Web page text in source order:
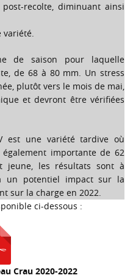
recolte, diminuant ainsi
variété.
de saison pour laquelle
de 68 à 80 mm. Un stress
plutôt vers le mois de mai,
et devront être vérifiées
est une variété tardive où
également importante de 62
jeune, les résultats sont à
un potentiel impact sur la
sur la charge en 2022.
ci-dessous :
Crau 2020-2022